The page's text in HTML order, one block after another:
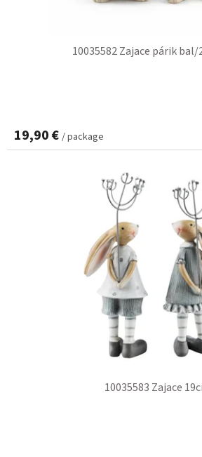
10035582 Zajace párik bal/
19,90 € / package
10035583 Zajace